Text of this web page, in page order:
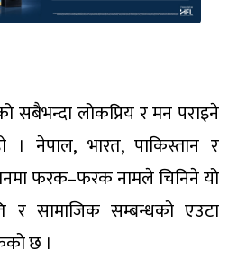
सबैभन्दा लोकप्रिय र मन पराइने
। नेपाल, भारत, पाकिस्तान र
फरक–फरक नामले चिनिने यो
र सामाजिक सम्बन्धको एउटा
छ ।